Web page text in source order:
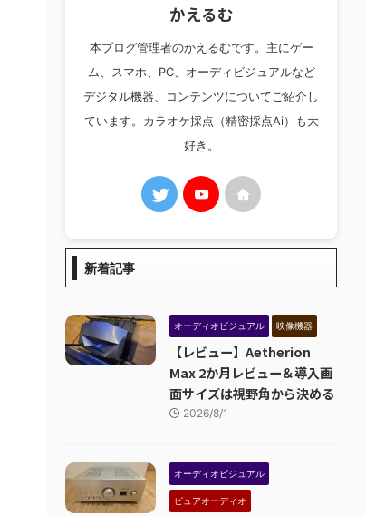
かえるむ
本ブログ管理者のかえるむです。主にゲー
ム、スマホ、PC、オーディビジュアルなど
デジタル機器、コンテンツについてご紹介し
ています。カラオケ採点（精密採点Ai）も大
好き。
新着記事
オーディオビジュアル 映像機器
【レビュー】Aetherion
Max 2か月レビュー＆導入画
面サイズは視野角から決める
2026/8/1
オーディオビジュアル
ピュアオーディオ